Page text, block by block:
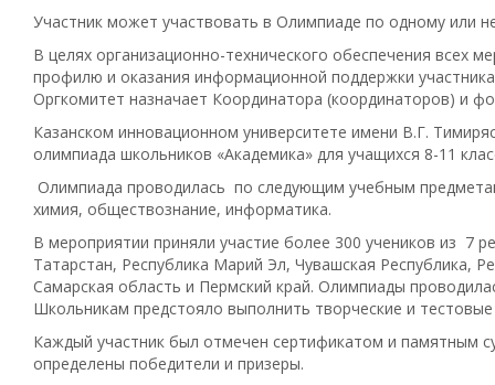
Участник может участвовать в Олимпиаде по одному или
В целях организационно-технического обеспечения всех
профилю и оказания информационной поддержки
Оргкомитет назначает Координатора (координаторов) и
Казанском инновационном университете имени В.Г.
олимпиада школьников «Академика» для учащихся 8-11
Олимпиада проводилась по следующим учебным
химия, обществознание, информатика.
В мероприятии приняли участие более 300 учеников из 7
Татарстан, Республика Марий Эл, Чувашская Республика,
Самарская область и Пермский край. Олимпиады
Школьникам предстояло выполнить творческие и тестовые
Каждый участник был отмечен сертификатом и памятным
определены победители и призеры.